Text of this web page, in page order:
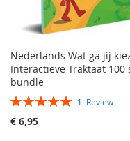
Nederlands Wat ga jij
Interactieve Traktaat 100
bundle
Waardering:
1 Review
€ 6,95